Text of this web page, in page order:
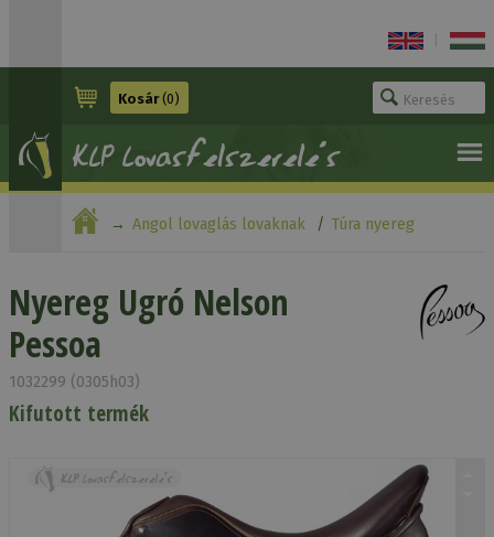
Kosár(0)
Angol lovaglás lovaknak Túra nyereg
Nyereg Ugró Nelson
Pessoa
1032299 (0305h03)
Kifutott termék